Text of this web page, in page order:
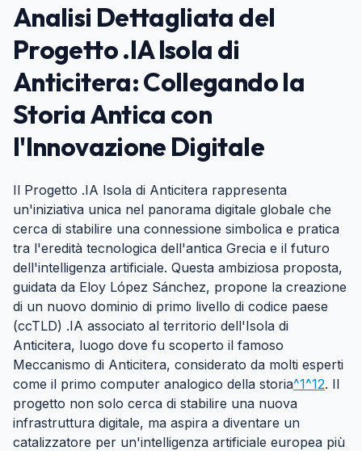
Analisi Dettagliata del
Progetto .IA Isola di
Anticitera: Collegando la
Storia Antica con
l'Innovazione Digitale
Il Progetto .IA Isola di Anticitera rappresenta
un'iniziativa unica nel panorama digitale globale che
cerca di stabilire una connessione simbolica e pratica
tra l'eredità tecnologica dell'antica Grecia e il futuro
dell'intelligenza artificiale. Questa ambiziosa proposta,
guidata da Eloy López Sánchez, propone la creazione
di un nuovo dominio di primo livello di codice paese
(ccTLD) .IA associato al territorio dell'Isola di
Anticitera, luogo dove fu scoperto il famoso
Meccanismo di Anticitera, considerato da molti esperti
come il primo computer analogico della storia^1^12. Il
progetto non solo cerca di stabilire una nuova
infrastruttura digitale, ma aspira a diventare un
catalizzatore per un'intelligenza artificiale europea più